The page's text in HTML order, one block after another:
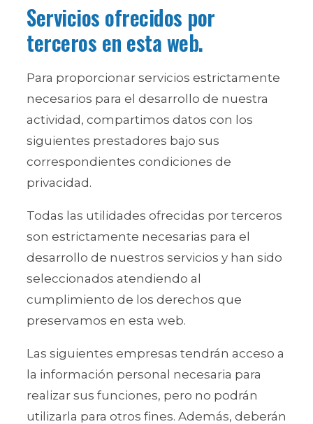
Servicios ofrecidos por
terceros en esta web.
Para proporcionar servicios estrictamente
necesarios para el desarrollo de nuestra
actividad, compartimos datos con los
siguientes prestadores bajo sus
correspondientes condiciones de
privacidad.
Todas las utilidades ofrecidas por terceros
son estrictamente necesarias para el
desarrollo de nuestros servicios y han sido
seleccionados atendiendo al
cumplimiento de los derechos que
preservamos en esta web.
Las siguientes empresas tendrán acceso a
la información personal necesaria para
realizar sus funciones, pero no podrán
utilizarla para otros fines. Además, deberán